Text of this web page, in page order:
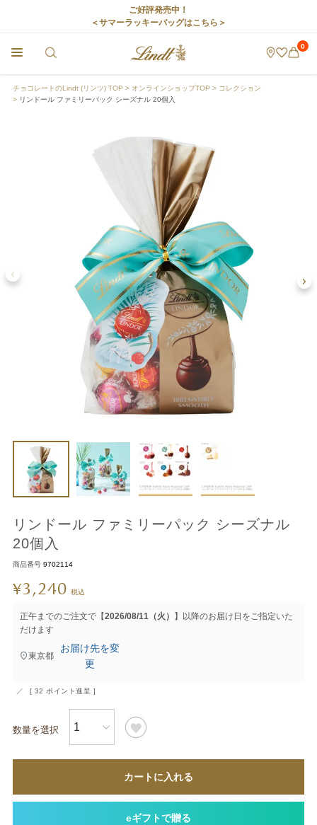
ご好評発売中！
＜サマーラッキーバッグはこちら＞
0
チョコレートのLindt (リンツ) TOP オンラインショップTOP
コレクション
リンドール ファミリーパック シーズナル 20個入
リンドール ファミリーパック シーズナル
20個入
商品番号 9702114
¥3,240 税込
正午までのご注文で【2026/08/11（火）
】以降のお届け日をご指定いた
だけます
東京都
お届け先を変
更
[ 32 ポイント進呈 ]
カートに入れる